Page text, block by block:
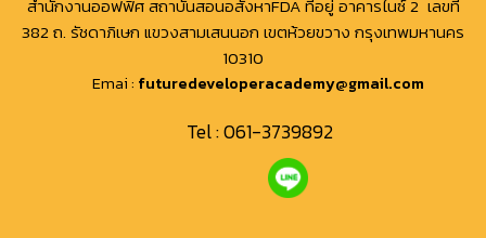
สำนักงานออฟฟิศ สถาบันสอนอสังหาFDA ที่อยู่ อาคารไนซ์ 2 เลขที่
382 ถ. รัชดาภิเษก แขวงสามเสนนอก เขตห้วยขวาง กรุงเทพมหานคร
10310
Emai : futuredeveloperacademy@gmail.com
Tel :061-3739892